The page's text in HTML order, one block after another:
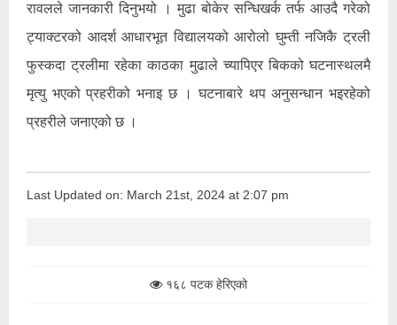
रावलले जानकारी दिनुभयो । मुढा बोकेर सन्धिखर्क तर्फ आउदै गरेको
ट्याक्टरको आदर्श आधारभूत विद्यालयको आरोलो घुम्ती नजिकै ट्रली
फुस्कदा ट्रलीमा रहेका काठका मुढाले च्यापिएर बिकको घटनास्थलमै
मृत्यु भएको प्रहरीको भनाइ छ । घटनाबारे थप अनुसन्धान भइरहेको
प्रहरीले जनाएको छ ।
Last Updated on: March 21st, 2024 at 2:07 pm
१६८ पटक हेरिएको